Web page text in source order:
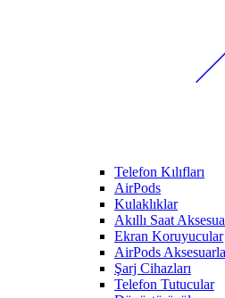
Telefon Kılıfları
AirPods
Kulaklıklar
Akıllı Saat
Ekran Koruyucular
AirPods
Şarj Cihazları
Telefon Tutucular